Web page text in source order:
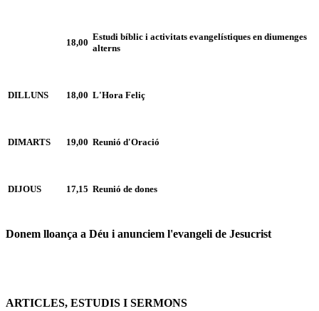
18,00
Estudi bíblic i activitats evangelístiques en diumenges
alterns
DILLUNS 18,00 L'Hora Feliç
DIMARTS 19,00 Reunió d'Oració
DIJOUS 17,15 Reunió de dones
Donem lloança a Déu i anunciem l'evangeli de Jesucrist
ARTICLES, ESTUDIS I SERMONS